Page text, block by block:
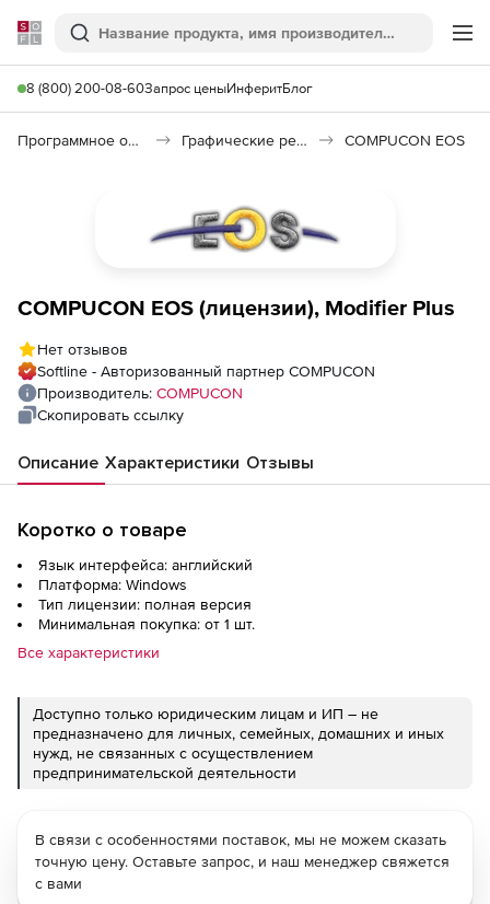
Softline
Поиск
8 (800) 200-08-60Запрос ценыИнферитБлог
Программное обеспечение для графики и дизайна Графические редакторы COMPUCON EOS
COMPUCON EOS (лицензии), Modifier Plus
Нет отзывов
Softline - Авторизованный партнер COMPUCON
Производитель: COMPUCON
Скопировать ссылку
Описание Характеристики Отзывы
Коротко о товаре
Язык интерфейса: английский
Платформа: Windows
Тип лицензии: полная версия
Минимальная покупка: от 1 шт.
Все характеристики
Доступно только юридическим лицам и ИП – не
предназначено для личных, семейных, домашних и иных
нужд, не связанных с осуществлением
предпринимательской деятельности
В связи с особенностями поставок, мы не можем сказать
точную цену. Оставьте запрос, и наш менеджер свяжется
с вами